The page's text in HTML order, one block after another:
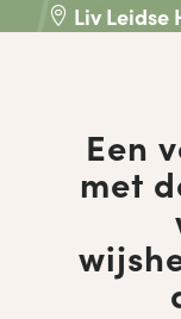
 Liv Leidse
Een
met